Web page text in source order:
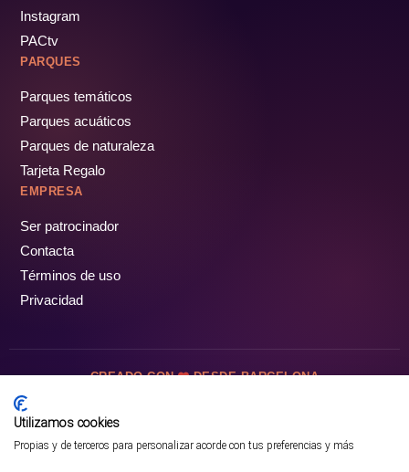
Instagram
PACtv
PARQUES
Parques temáticos
Parques acuáticos
Parques de naturaleza
Tarjeta Regalo
EMPRESA
Ser patrocinador
Contacta
Términos de uso
Privacidad
CREADO CON DESDE BARCELONA
Utilizamos cookies
Propias y de terceros para personalizar acorde con tus preferencias y más